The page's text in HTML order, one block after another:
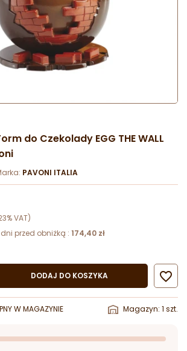
do Czekolady EGG THE WALL
PAVONI ITALIA
VAT)
przed obniżką : 174,40 zł
DODAJ DO KOSZYKA 
W MAGAZYNIE Magazyn: 1 szt.